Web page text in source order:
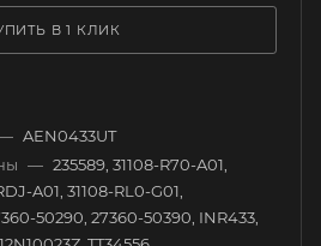
В 1 КЛИК
AEN0433UT
— 235589, 31108-R70-A01,
A01, 31108-RL0-G01,
50290, 27360-50390, INR433,